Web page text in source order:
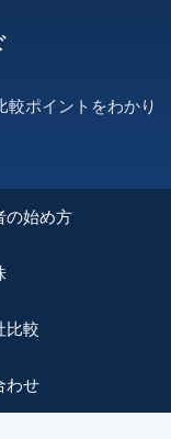
ポイントをわかり
の始め方
比較
わせ